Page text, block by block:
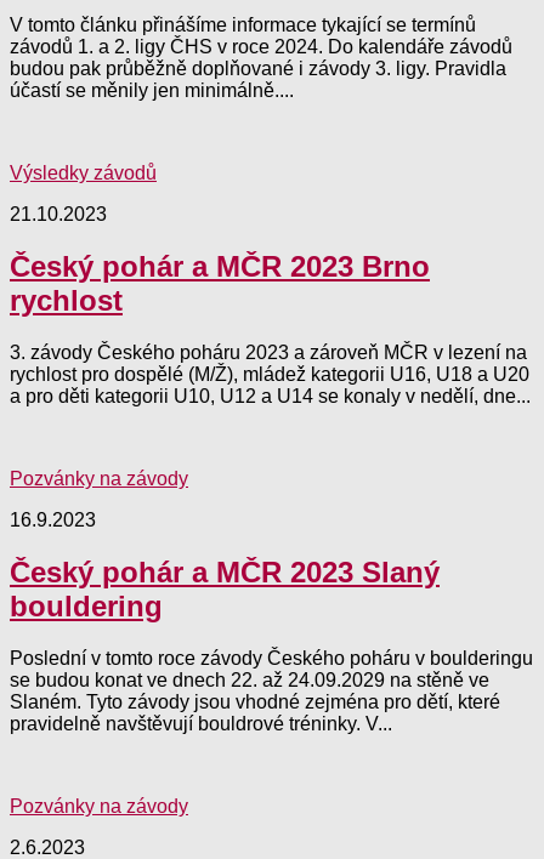
V tomto článku přinášíme informace tykající se termínů
závodů 1. a 2. ligy ČHS v roce 2024. Do kalendáře závodů
budou pak průběžně doplňované i závody 3. ligy. Pravidla
účastí se měnily jen minimálně....
Výsledky závodů
21.10.2023
Český pohár a MČR 2023 Brno
rychlost
3. závody Českého poháru 2023 a zároveň MČR v lezení na
rychlost pro dospělé (M/Ž), mládež kategorii U16, U18 a U20
a pro děti kategorii U10, U12 a U14 se konaly v nedělí, dne...
Pozvánky na závody
16.9.2023
Český pohár a MČR 2023 Slaný
bouldering
Poslední v tomto roce závody Českého poháru v boulderingu
se budou konat ve dnech 22. až 24.09.2029 na stěně ve
Slaném. Tyto závody jsou vhodné zejména pro dětí, které
pravidelně navštěvují bouldrové tréninky. V...
Pozvánky na závody
2.6.2023